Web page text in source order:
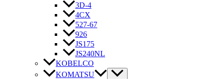
3D-4
4CX
527-67
926
JS175
JS240NL
KOBELCO
KOMATSU